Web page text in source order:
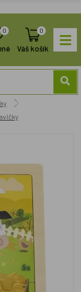
0 0
Váš košík